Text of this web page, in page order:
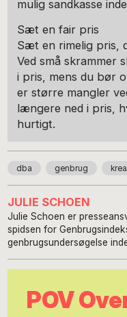
mulig sandkasse
Sæt en fair pris
Sæt en rimelig pris,
Ved små skrammer
i pris, mens du bør
er større mangler
længere ned i pris,
hurtigt.
dba genbrug
JULIE SCHOEN
Julie Schoen er
spidsen for
genbrugsundersøgelse
POV